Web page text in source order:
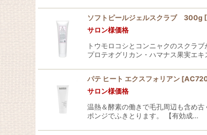
ソフトピールジェルスクラブ 300g [
サロン様価格
トウモロコシとコンニャクのスクラ
プロテオグリカン・ハマナス果実エ
パテ ヒート エクスフォリアン [
サロン様価格
温熱＆酵素の働きで毛孔周辺も含め
ポンジでふきとります。 【有効成…